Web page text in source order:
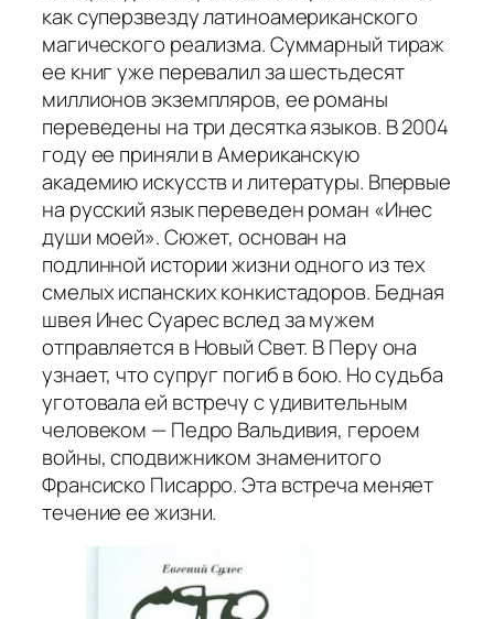
как суперзвезду латиноамериканского
магического реализма. Суммарный тираж
ее книг уже перевалил за шестьдесят
миллионов экземпляров, ее романы
переведены на три десятка языков. В 2004
году ее приняли в Американскую
академию искусств и литературы. Впервые
на русский язык переведен роман «Инес
души моей». Сюжет, основан на
подлинной истории жизни одного из тех
смелых испанских конкистадоров. Бедная
швея Инес Cуарес вслед за мужем
отправляется в Новый Cвет. В Перу она
узнает, что супруг погиб в бою. Но судьба
уготовала ей встречу с удивительным
человеком — Педро Вальдивия, героем
войны, сподвижником знаменитого
Франсиско Писарро. Эта встреча меняет
течение ее жизни.